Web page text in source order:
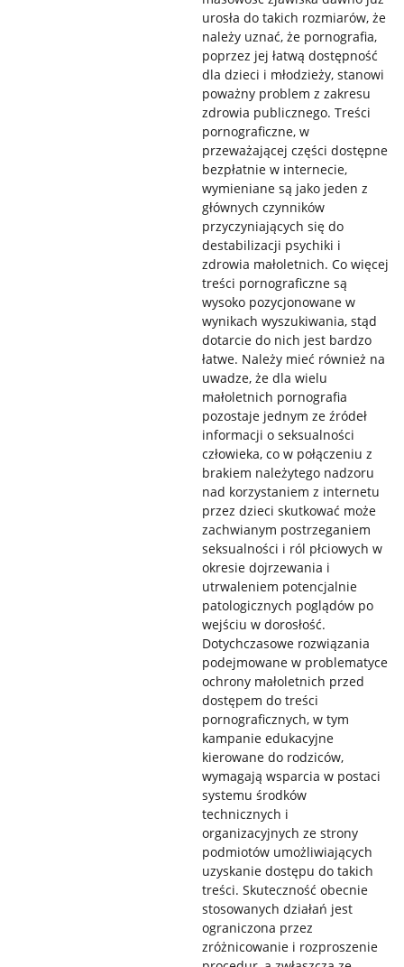
urosła do takich rozmiarów, że
należy uznać, że pornografia,
poprzez jej łatwą dostępność
dla dzieci i młodzieży, stanowi
poważny problem z zakresu
zdrowia publicznego. Treści
pornograficzne, w
przeważającej części dostępne
bezpłatnie w internecie,
wymieniane są jako jeden z
głównych czynników
przyczyniających się do
destabilizacji psychiki i
zdrowia małoletnich. Co więcej
treści pornograficzne są
wysoko pozycjonowane w
wynikach wyszukiwania, stąd
dotarcie do nich jest bardzo
łatwe. Należy mieć również na
uwadze, że dla wielu
małoletnich pornografia
pozostaje jednym ze źródeł
informacji o seksualności
człowieka, co w połączeniu z
brakiem należytego nadzoru
nad korzystaniem z internetu
przez dzieci skutkować może
zachwianym postrzeganiem
seksualności i ról płciowych w
okresie dojrzewania i
utrwaleniem potencjalnie
patologicznych poglądów po
wejściu w dorosłość.
Dotychczasowe rozwiązania
podejmowane w problematyce
ochrony małoletnich przed
dostępem do treści
pornograficznych, w tym
kampanie edukacyjne
kierowane do rodziców,
wymagają wsparcia w postaci
systemu środków
technicznych i
organizacyjnych ze strony
podmiotów umożliwiających
uzyskanie dostępu do takich
treści. Skuteczność obecnie
stosowanych działań jest
ograniczona przez
zróżnicowanie i rozproszenie